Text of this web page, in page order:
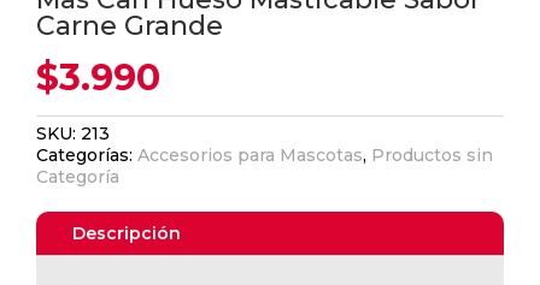
Carne Grande
$3.990
SKU: 213
Categorías:Accesorios para Mascotas, Productos sin
Categoría
Descripción